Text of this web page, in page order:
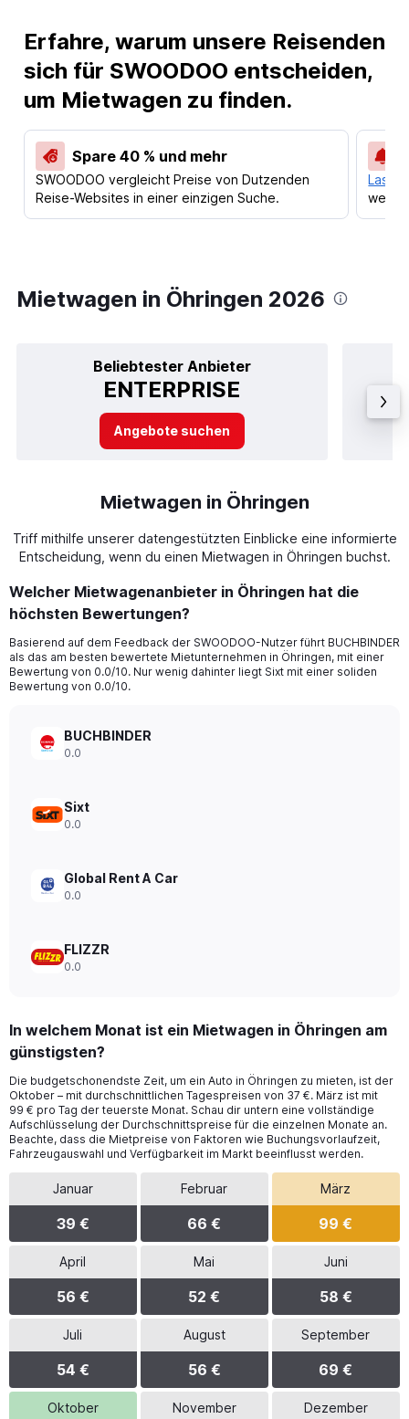
Erfahre, warum unsere Reisenden
sich für SWOODOO entscheiden,
um Mietwagen zu finden.
Spare 40 % und mehr
SWOODOO vergleicht Preise von Dutzenden
Reise-Websites in einer einzigen Suche.
Lass
Mietwagen in Öhringen 2026
Beliebtester Anbieter
ENTERPRISE
Angebote suchen
Mietwagen in Öhringen
Triff mithilfe unserer datengestützten Einblicke eine informierte
Entscheidung, wenn du einen Mietwagen in Öhringen buchst.
Welcher Mietwagenanbieter in Öhringen hat die
höchsten Bewertungen?
Basierend auf dem Feedback der SWOODOO-Nutzer führt BUCHBINDER
als das am besten bewertete Mietunternehmen in Öhringen, mit einer
Bewertung von 0.0/10. Nur wenig dahinter liegt Sixt mit einer soliden
Bewertung von 0.0/10.
BUCHBINDER
0.0
Sixt
0.0
Global Rent A Car
0.0
FLIZZR
0.0
In welchem Monat ist ein Mietwagen in Öhringen am
günstigsten?
Die budgetschonendste Zeit, um ein Auto in Öhringen zu mieten, ist der
Oktober – mit durchschnittlichen Tagespreisen von 37 €. März ist mit
99 € pro Tag der teuerste Monat. Schau dir untern eine vollständige
Aufschlüsselung der Durchschnittspreise für die einzelnen Monate an.
Beachte, dass die Mietpreise von Faktoren wie Buchungsvorlaufzeit,
Fahrzeugauswahl und Verfügbarkeit im Markt beeinflusst werden.
Januar
39 €
Februar
66 €
März
99 €
April
56 €
Mai
52 €
Juni
58 €
Juli
54 €
August
56 €
September
69 €
Oktober November Dezember